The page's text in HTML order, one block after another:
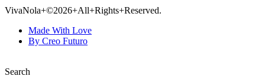
VivaNola+©2026+All+Rights+Reserved.
Made With Love
By Creo Futuro
Search